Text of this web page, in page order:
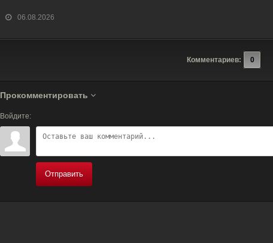
06.08.2026
Комментариев: 0
Прокомментировать
Войдите:
Отправить